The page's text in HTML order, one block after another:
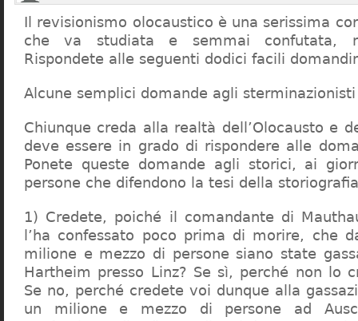
Il revisionismo olocaustico è una serissima
che va studiata e semmai confutata,
Rispondete alle seguenti dodici facili
Alcune semplici domande agli sterminazionisti
Chiunque creda alla realtà dell’Olocausto e
deve essere in grado di rispondere alle
Ponete queste domande agli storici, ai
persone che difendono la tesi della
1) Credete, poiché il comandante di
l’ha confessato poco prima di morire, che
milione e mezzo di persone siano state
Hartheim presso Linz? Se sì, perché non lo
Se no, perché credete voi dunque alla
un milione e mezzo di persone ad